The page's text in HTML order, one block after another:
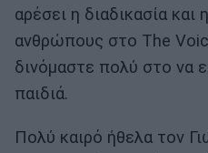
αρέσει η διαδικασία
ανθρώπους στο The
δινόμαστε πολύ στο να
παιδιά.
Πολύ καιρό ήθελα τον